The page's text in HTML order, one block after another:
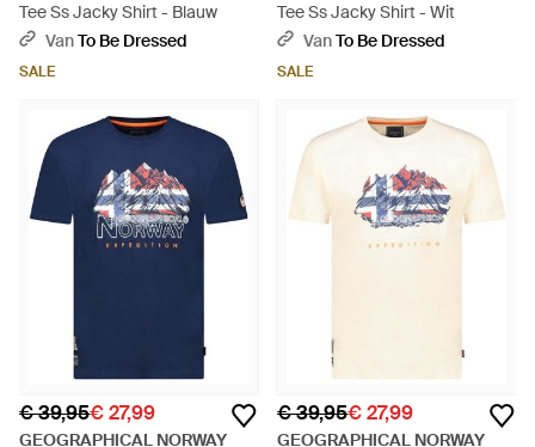
Tee Ss Jacky Shirt - Blauw
VanTo Be Dressed
SALE
Tee Ss Jacky Shirt - Wit
VanTo Be Dressed
SALE
€ 39,95€ 27,99
GEOGRAPHICAL NORWAY
€ 39,95€ 27,99
GEOGRAPHICAL NORWAY